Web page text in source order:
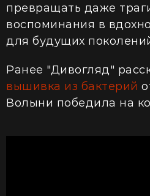
превращать даже
воспоминания в
для будущих
Ранее "Дивогляд"
вышивка из бактерий
Волыни победила на